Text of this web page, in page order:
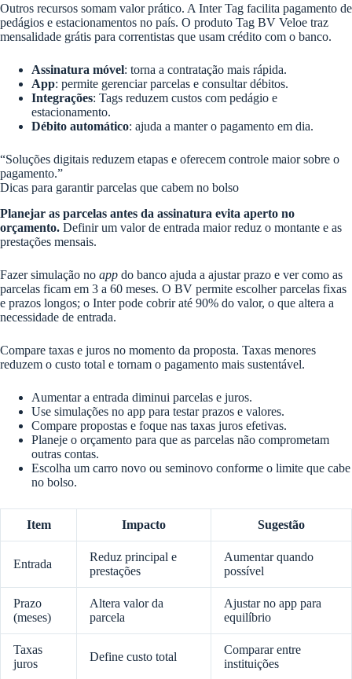
Outros recursos somam valor prático. A Inter Tag facilita pagamento de
pedágios e estacionamentos no país. O produto Tag BV Veloe traz
mensalidade grátis para correntistas que usam crédito com o banco.
Assinatura móvel: torna a contratação mais rápida.
App: permite gerenciar parcelas e consultar débitos.
Integrações: Tags reduzem custos com pedágio e
estacionamento.
Débito automático: ajuda a manter o pagamento em dia.
“Soluções digitais reduzem etapas e oferecem controle maior sobre o
pagamento.”
Dicas para garantir parcelas que cabem no bolso
Planejar as parcelas antes da assinatura evita aperto no
orçamento. Definir um valor de entrada maior reduz o montante e as
prestações mensais.
Fazer simulação no app do banco ajuda a ajustar prazo e ver como as
parcelas ficam em 3 a 60 meses. O BV permite escolher parcelas fixas
e prazos longos; o Inter pode cobrir até 90% do valor, o que altera a
necessidade de entrada.
Compare taxas e juros no momento da proposta. Taxas menores
reduzem o custo total e tornam o pagamento mais sustentável.
Aumentar a entrada diminui parcelas e juros.
Use simulações no app para testar prazos e valores.
Compare propostas e foque nas taxas juros efetivas.
Planeje o orçamento para que as parcelas não comprometam
outras contas.
Escolha um carro novo ou seminovo conforme o limite que cabe
no bolso.
Item Impacto Sugestão
Entrada
Reduz principal e
prestações
Aumentar quando
possível
Prazo
(meses)
Altera valor da
parcela
Ajustar no app para
equilíbrio
Taxas
juros
Define custo total
Comparar entre
instituições